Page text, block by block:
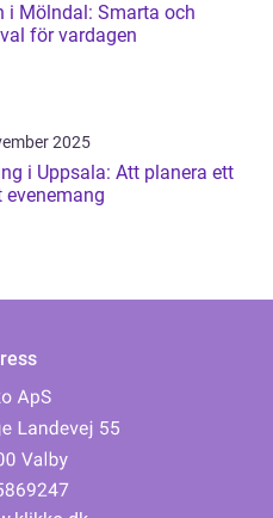
i Mölndal: Smarta och
för vardagen
2025
i Uppsala: Att planera ett
evenemang